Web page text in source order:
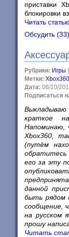
приставки
блокировки
Читать
Обсудить (33)
Рубрики: Игры
Метки: Xbox360
Дата: 06/10/
Подписаться
краткое
Напоминаю,
Xbox360,
(путём
обратитесь
его за эту
данной
быть рядом
сообщение,
на русском
прошу
Читать